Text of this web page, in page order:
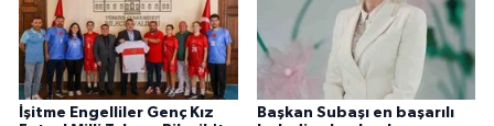
İşitme Engelliler Genç Kız
Başkan Subaşı en başarılı
YEREL
Yerel Haberler